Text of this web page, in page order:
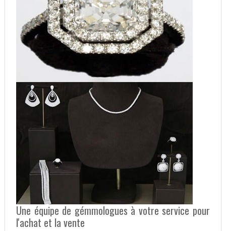
Une équipe de gémmologues à votre service pour
l'achat et la vente